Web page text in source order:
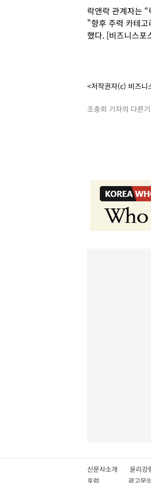
락앤락 관계자는
"향후 주력 카테
했다. [비즈니스포
<저작권자(c) 비즈니
조충희 기자의 다른
신문사소개 윤리
포럼
광고문